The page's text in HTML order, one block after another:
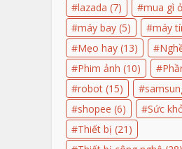
lazada (7) mua gì
máy bay (5) máy
Mẹo hay (13)
Phim ảnh (10)
robot (15)
shopee (6) Sức
Thiết bị (21)